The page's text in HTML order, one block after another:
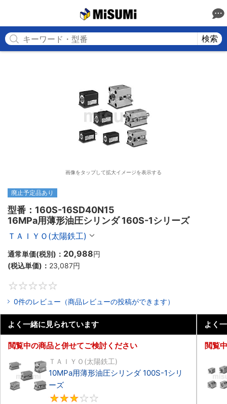
検索
画像をタップして拡大イメージを表示する
廃止予定品あり
型番：160S-16SD40N15
16MPa用薄形油圧シリンダ 160S-1シリーズ
ＴＡＩＹＯ(太陽鉄工)
通常単価(税別)： 20,988円
(税込単価)： 23,087円
0件のレビュー（商品レビューの投稿ができます）
よく一緒に見られています
閲覧中の商品と併せてご検討ください
ＴＡＩＹＯ(太陽鉄工)
10MPa用薄形油圧シリンダ 100S-1シリ
ーズ
よく
閲覧